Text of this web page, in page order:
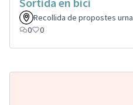
Recollida de propostes
0
0